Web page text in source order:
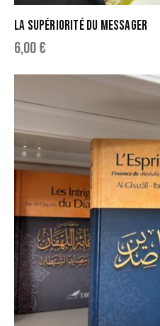
LA SUPÉRIORITÉ DU MESSAGER
6,00€